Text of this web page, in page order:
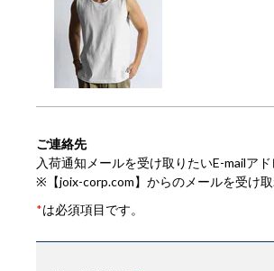
ご連絡先
入荷通知メールを受け取りたいE-mailア
※【joix-corp.com】からのメールを受け
*は必須項目です。